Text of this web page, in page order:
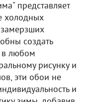
представляет
холодных
создать
в любом
рисунку и
эти обои не
и